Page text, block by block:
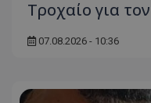
Τροχαίο για
07.08.2026 - 10:36